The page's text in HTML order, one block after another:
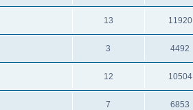
13 11920
3 4492
12 10504
7 6853